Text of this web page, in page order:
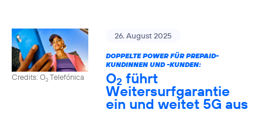
Credits: O2Telefónica
26. August 2025
DOPPELTE POWER FÜR PREPAID-
KUNDINNEN UND -KUNDEN:
O2 führt
Weitersurfgarantie
ein und weitet 5G aus